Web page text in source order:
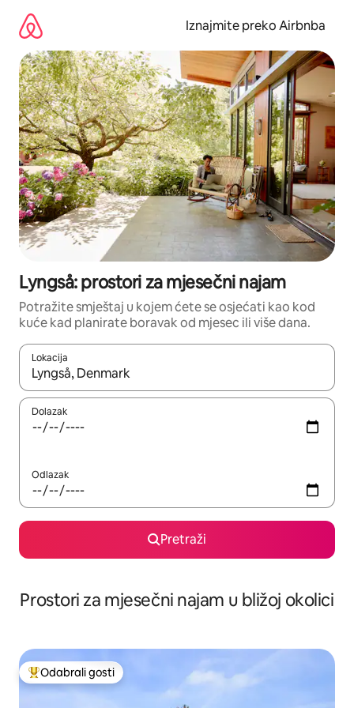
sadržaj
Iznajmite preko Airbnba
Lyngså: prostori za mjesečni najam
Potražite smještaj u kojem ćete se osjećati kao kod
kuće kad planirate boravak od mjesec ili više dana.
Lokacija
Kada budu dostupni rezultati, moći ćete ih pregledati
Dolazak
Odlazak
Pretraži
Prostori za mjesečni najam u bližoj okolici
Među najviše rangiranima s oznakom „Odabrali gosti”
Odabrali gosti